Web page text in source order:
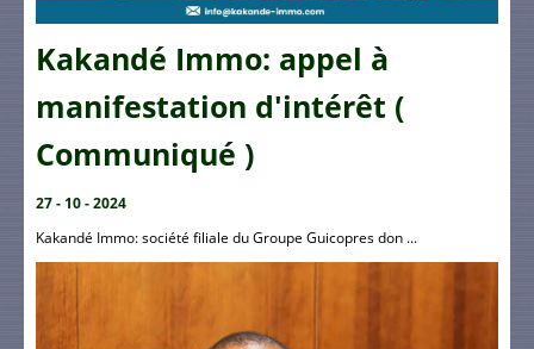
Kakandé Immo: appel à
manifestation d'intérêt (
Communiqué )
27 - 10 - 2024
Kakandé Immo: société filiale du Groupe Guicopres don ...